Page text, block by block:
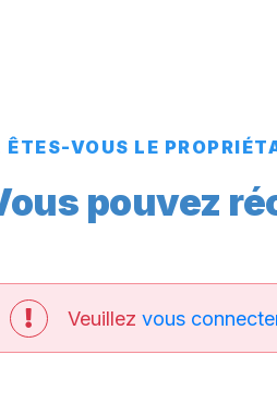
ÊTES-VOUS LE
pouvez
Veuillez vous